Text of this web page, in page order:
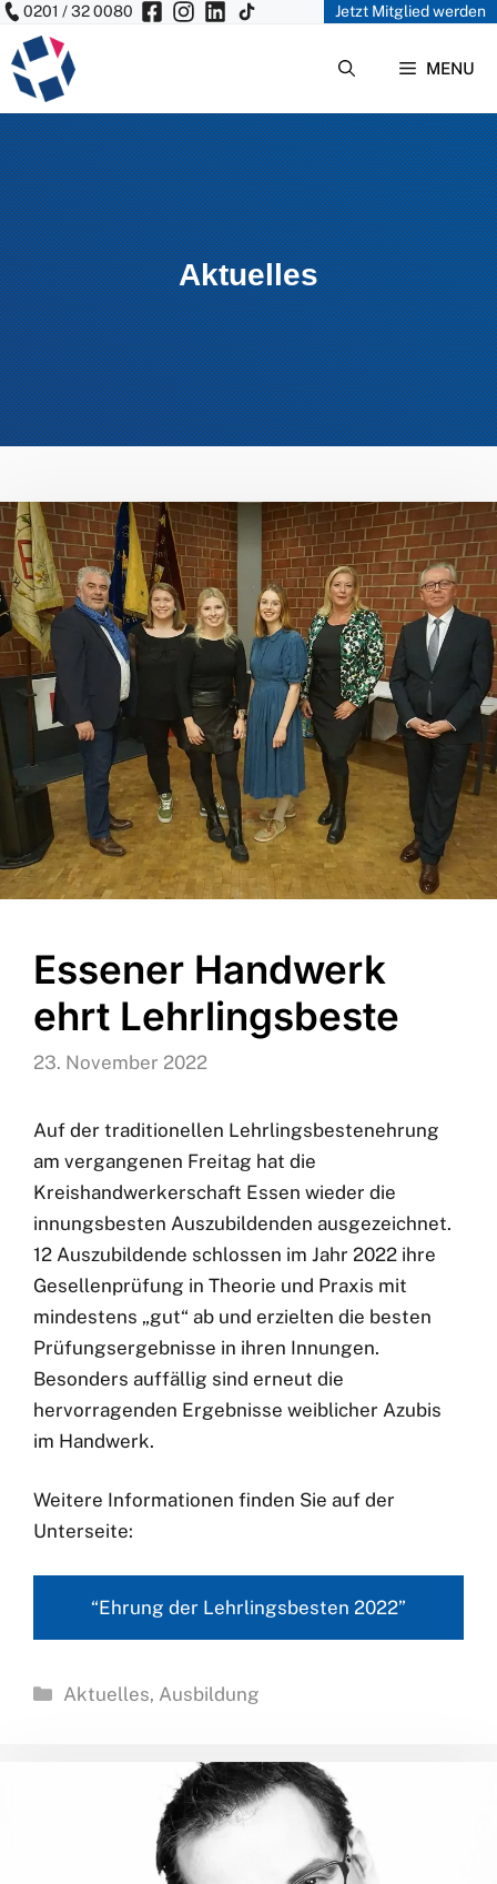
Zum
Inhalt
springen
0201 / 32 0080 Jetzt Mitglied werden
MENU
Aktuelles
Essener Handwerk
ehrt Lehrlingsbeste
23. November 2022
Auf der traditionellen Lehrlingsbestenehrung
am vergangenen Freitag hat die
Kreishandwerkerschaft Essen wieder die
innungsbesten Auszubildenden ausgezeichnet.
12 Auszubildende schlossen im Jahr 2022 ihre
Gesellenprüfung in Theorie und Praxis mit
mindestens „gut“ ab und erzielten die besten
Prüfungsergebnisse in ihren Innungen.
Besonders auffällig sind erneut die
hervorragenden Ergebnisse weiblicher Azubis
im Handwerk.
Weitere Informationen finden Sie auf der
Unterseite:
“Ehrung der Lehrlingsbesten 2022”
Kategorien
Aktuelles, Ausbildung